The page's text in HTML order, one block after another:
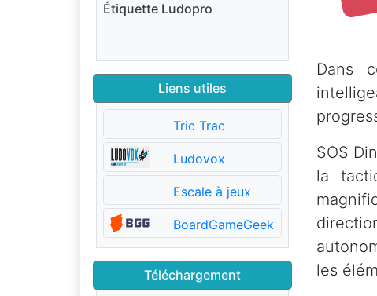
Étiquette Ludopro
Liens utiles
Tric Trac
Ludovox
Escale à jeux
BoardGameGeek
Téléchargement
Dans
SOS
la
les